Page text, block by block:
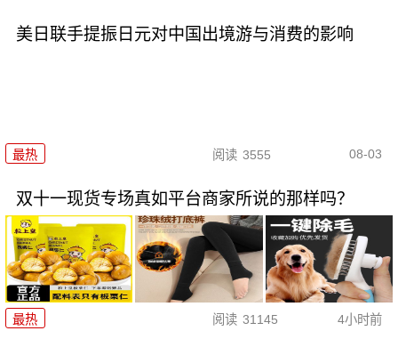
美日联手提振日元对中国出境游与消费的影响
最热 阅读 3555 08-03
双十一现货专场真如平台商家所说的那样吗？
最热 阅读 31145 4小时前